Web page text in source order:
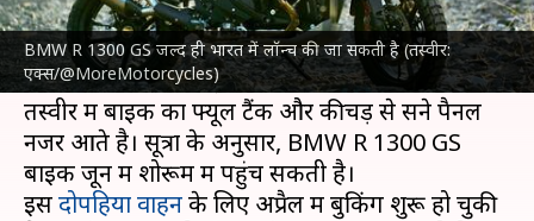
BMW R 1300 GS जल्द ही भारत में लॉन्च की जा सकती है (तस्वीर:
एक्स/@MoreMotorcycles)
BMW मोटरराडभारतीय बाजार में अपनी R 1300 GS
को लॉन्च करने जा रही है। हाल ही में जारी किए गए
आधिकारिक टीजर से इसके संकेत मिलते हैं।
तस्वीर में बाइक का फ्यूल टैंक और कीचड़ से सने पैनल
नजर आते है। सूत्रों के अनुसार, BMW R 1300 GS
बाइक जून में शोरूम में पहुंच सकती है।
इसदोपहिया वाहनके लिए अप्रैल में बुकिंग शुरू हो चुकी